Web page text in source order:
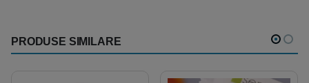
PRODUSE SIMILARE